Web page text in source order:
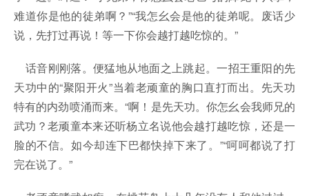
难道你是他的徒弟啊？”“我怎幺会是他的徒弟呢。废话少
说，先打过再说！等一下你会越打越吃惊的。”
话音刚刚落。便猛地从地面之上跳起。一招王重阳的先
天功中的“聚阳开火”当着老顽童的胸口直打而出。先天功
特有的内劲喷涌而来。“啊！是先天功。你怎幺会我师兄的
武功？老顽童本来还听杨立名说他会越打越吃惊，还是一
脸的不信。如今却连下巴都快掉下来了。”“呵呵都说了打
完在说了。”